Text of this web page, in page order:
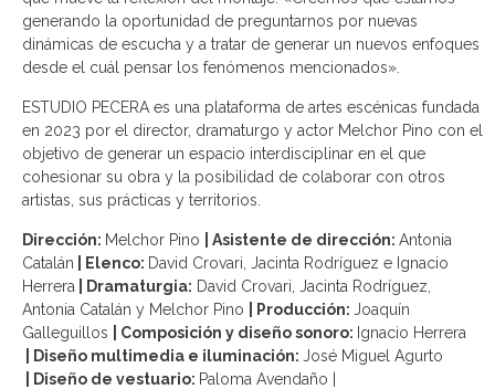
generando la oportunidad de preguntarnos por nuevas
dinámicas de escucha y a tratar de generar un nuevos enfoques
desde el cuál pensar los fenómenos mencionados».
ESTUDIO PECERA es una plataforma de artes escénicas fundada
en 2023 por el director, dramaturgo y actor Melchor Pino con el
objetivo de generar un espacio interdisciplinar en el que
cohesionar su obra y la posibilidad de colaborar con otros
artistas, sus prácticas y territorios.
Dirección: Melchor Pino | Asistente de dirección: Antonia
Catalán | Elenco: David Crovari, Jacinta Rodríguez e Ignacio
Herrera | Dramaturgia: David Crovari, Jacinta Rodríguez,
Antonia Catalán y Melchor Pino
| Producción: Joaquín
Galleguillos
| Composición y diseño sonoro: Ignacio Herrera
| Diseño multimedia e iluminación: José Miguel Agurto
| Diseño de vestuario: Paloma Avendaño |